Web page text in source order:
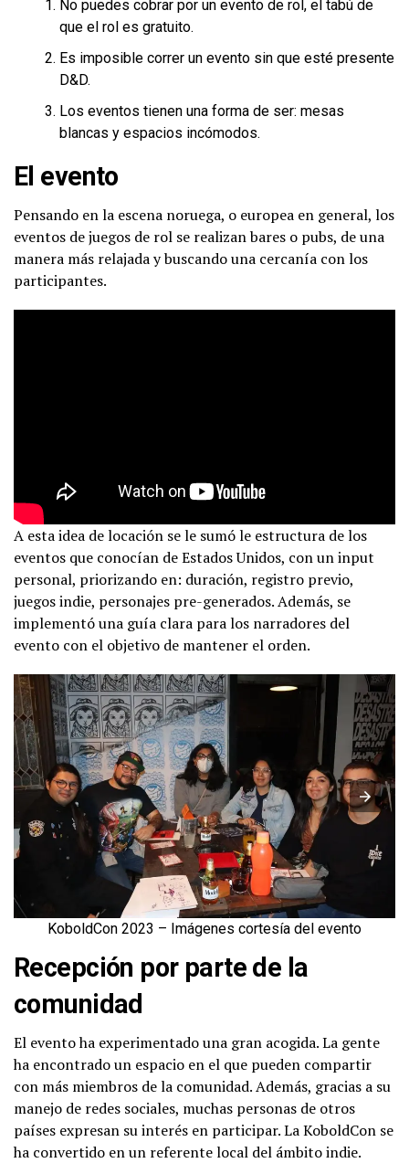
No puedes cobrar por un evento de rol, el tabú de
que el rol es gratuito.
Es imposible correr un evento sin que esté presente
D&D.
Los eventos tienen una forma de ser: mesas
blancas y espacios incómodos.
El evento
Pensando en la escena noruega, o europea en general, los
eventos de juegos de rol se realizan bares o pubs, de una
manera más relajada y buscando una cercanía con los
participantes.
A esta idea de locación se le sumó le estructura de los
eventos que conocían de Estados Unidos, con un input
personal, priorizando en: duración, registro previo,
juegos indie, personajes pre-generados. Además, se
implementó una guía clara para los narradores del
evento con el objetivo de mantener el orden.
KoboldCon 2023 – Imágenes cortesía del evento
Recepción por parte de la
comunidad
El evento ha experimentado una gran acogida. La gente
ha encontrado un espacio en el que pueden compartir
con más miembros de la comunidad. Además, gracias a su
manejo de redes sociales, muchas personas de otros
países expresan su interés en participar. La KoboldCon se
ha convertido en un referente local del ámbito indie.